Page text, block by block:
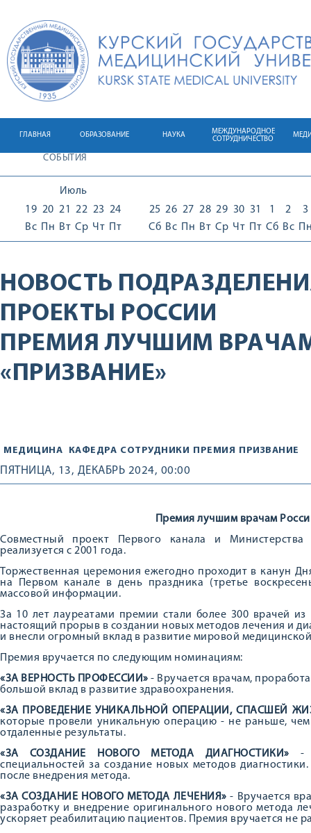
ГЛАВНАЯ ОБРАЗОВАНИЕ НАУКА
МЕЖДУНАРОДНОЕ
СОТРУДНИЧЕСТВО
СОБЫТИЯ
Июль
19
Вс
20
Пн
21
Вт
22
Ср
23
Чт
24
Пт
25
Сб
26
Вс
27
Пн
28
Вт
29
Ср
30
Чт
31
Пт
1
Сб
2
Вс
3
НОВОСТЬ
ПРОЕКТЫ РОССИИ
ПРЕМИЯ ЛУЧШИМ
«ПРИЗВАНИЕ»
МЕДИЦИНА КАФЕДРА СОТРУДНИКИ ПРЕМИЯ ПРИЗВАНИЕ
ПЯТНИЦА, 13, ДЕКАБРЬ 2024, 00:00
Премия лучшим врачам
Совместный проект Первого канала и Министерства
реализуется с 2001 года.
Торжественная церемония ежегодно проходит в канун
на Первом канале в день праздника (третье
массовой информации.
За 10 лет лауреатами премии стали более 300 врачей
настоящий прорыв в создании новых методов лечения и
и внесли огромный вклад в развитие мировой
Премия вручается по следующим номинациям:
«ЗА ВЕРНОСТЬ ПРОФЕССИИ» - Вручается врачам,
большой вклад в развитие здравоохранения.
«ЗА ПРОВЕДЕНИЕ УНИКАЛЬНОЙ ОПЕРАЦИИ, СПАСШЕЙ
которые провели уникальную операцию - не раньше, чем
отдаленные результаты.
«ЗА СОЗДАНИЕ НОВОГО МЕТОДА ДИАГНОСТИКИ» -
специальностей за создание новых методов
после внедрения метода.
«ЗА СОЗДАНИЕ НОВОГО МЕТОДА ЛЕЧЕНИЯ»- Вручается
разработку и внедрение оригинального нового метода
ускоряет реабилитацию пациентов. Премия вручается не